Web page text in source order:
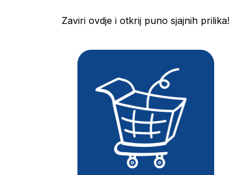
Zaviri ovdje i otkrij puno sjajnih prilika!